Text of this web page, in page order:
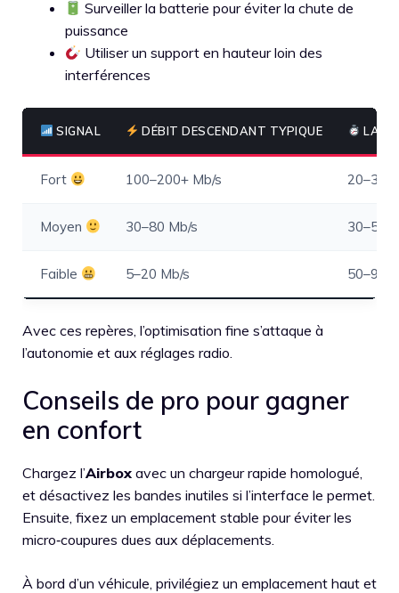
Surveiller la batterie pour éviter la chute de
puissance
Utiliser un support en hauteur loin des
interférences
SIGNAL DÉBIT DESCENDANT TYPIQUE
Fort 100–200+ Mb/s 20–35
Moyen 30–80 Mb/s 30–50
Faible 5–20 Mb/s 50–90
Avec ces repères, l’optimisation fine s’attaque à
l’autonomie et aux réglages radio.
Conseils de pro pour gagner
en confort
Chargez l’Airbox avec un chargeur rapide homologué,
et désactivez les bandes inutiles si l’interface le permet.
Ensuite, fixez un emplacement stable pour éviter les
micro‑coupures dues aux déplacements.
À bord d’un véhicule, privilégiez un emplacement haut et